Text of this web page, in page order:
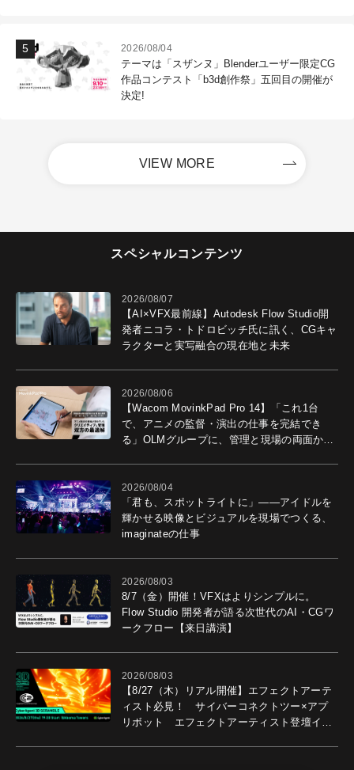
2026/08/04
テーマは「スザンヌ」Blenderユーザー限定CG
作品コンテスト「b3d創作祭」五回目の開催が
決定!
VIEW MORE
スペシャルコンテンツ
2026/08/07
【AI×VFX最前線】Autodesk Flow Studio開
発者ニコラ・トドロビッチ氏に訊く、CGキャ
ラクターと実写融合の現在地と未来
2026/08/06
【Wacom MovinkPad Pro 14】「これ1台
で、アニメの監督・演出の仕事を完結でき
る」OLMグループに、管理と現場の両面から
2026/08/04
「君も、スポットライトに」――アイドルを
輝かせる映像とビジュアルを現場でつくる、
imaginateの仕事
2026/08/03
8/7（金）開催！VFXはよりシンプルに。
Flow Studio 開発者が語る次世代のAI・CGワ
ークフロー【来日講演】
2026/08/03
【8/27（木）リアル開催】エフェクトアーテ
ィスト必見！ サイバーコネクトツー×アプ
リボット エフェクトアーティスト登壇イベ